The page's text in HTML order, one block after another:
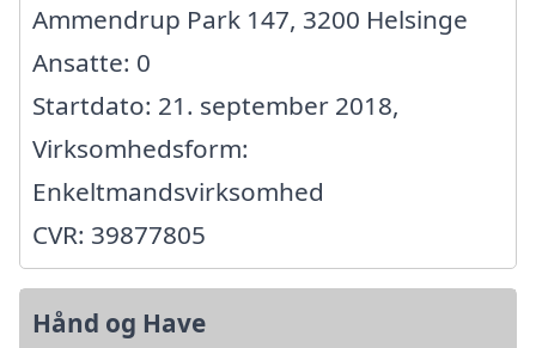
Ammendrup Park 147, 3200 Helsinge
Ansatte: 0
Startdato: 21. september 2018,
Virksomhedsform:
Enkeltmandsvirksomhed
CVR: 39877805
Hånd og Have